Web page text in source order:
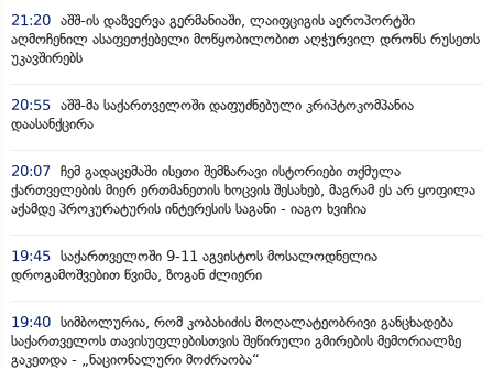
21:20 აშშ-ის დაზვერვა გერმანიაში, ლაიფციგის აეროპორტში
აღმოჩენილ ასაფეთქებელი მოწყობილობით აღჭურვილ დრონს რუსეთს
უკავშირებს
20:55 აშშ-მა საქართველოში დაფუძნებული კრიპტოკომპანია
დაასანქცირა
20:07 ჩემ გადაცემაში ისეთი შემზარავი ისტორიები თქმულა
ქართველების მიერ ერთმანეთის ხოცვის შესახებ, მაგრამ ეს არ ყოფილა
აქამდე პროკურატურის ინტერესის საგანი - იაგო ხვიჩია
19:45 საქართველოში 9-11 აგვისტოს მოსალოდნელია
დროგამოშვებით წვიმა, ზოგან ძლიერი
19:40 სიმბოლურია, რომ კობახიძის მოღალატეობრივი განცხადება
საქართველოს თავისუფლებისთვის შეწირული გმირების მემორიალზე
გაკეთდა - „ნაციონალური მოძრაობა“